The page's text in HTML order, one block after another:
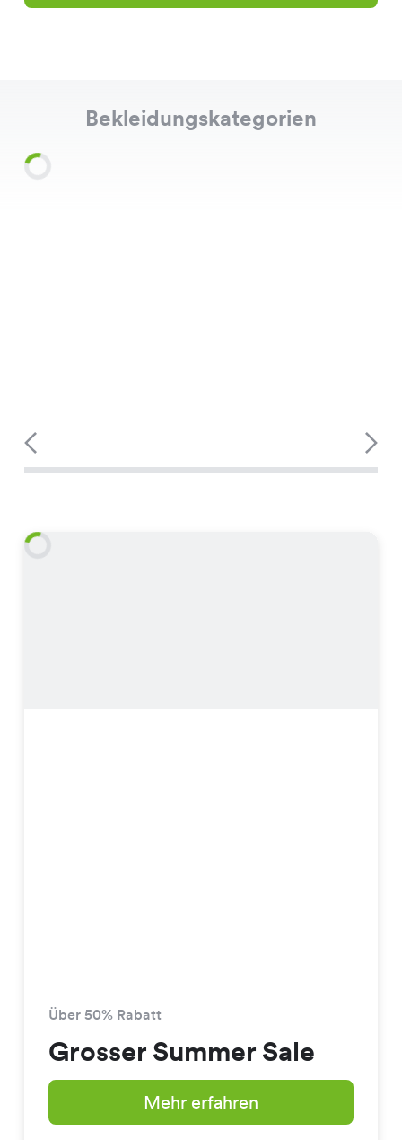
Bekleidungskategorien
Über 50% Rabatt
Grosser Summer Sale
Mehr erfahren